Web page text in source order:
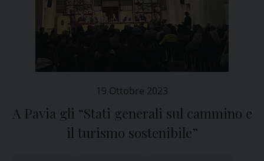
19 Ottobre 2023
A Pavia gli “Stati generali sul cammino e
il turismo sostenibile”